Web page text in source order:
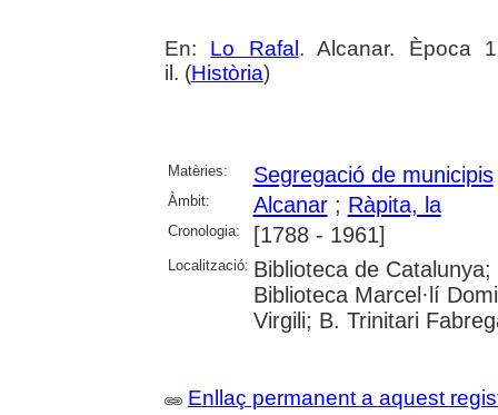
En: Lo Rafal. Alcanar. Època
il. (Història)
Matèries: Segregació de municipis
Àmbit: Alcanar; Ràpita, la
Cronologia: [1788 - 1961]
Localització: Biblioteca de
Biblioteca Marcel·lí
Virgili; B. Trinitari
Enllaç permanent a aquest